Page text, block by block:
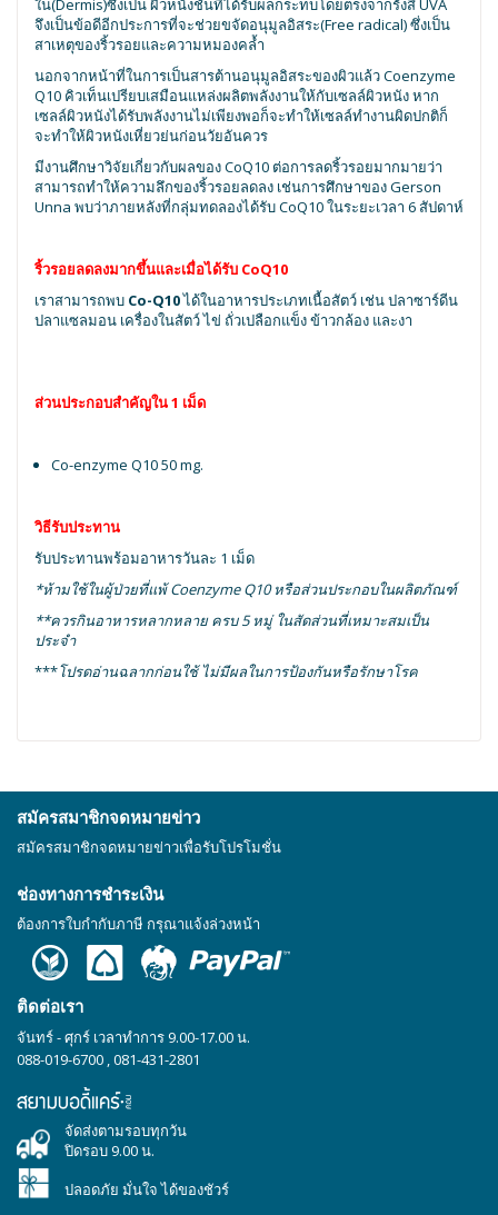
ใน(Dermis)ซึ่งเป็น ผิวหนังชั้นที่ได้รับผลกระทบโดยตรงจากรังสี UVA
จึงเป็นข้อดีอีกประการที่จะช่วยขจัดอนุมูลอิสระ(Free radical) ซึ่งเป็น
สาเหตุของริ้วรอยและความหมองคล้ำ
นอกจากหน้าที่ในการเป็นสารต้านอนุมูลอิสระของผิวแล้ว Coenzyme
Q10 คิวเท็นเปรียบเสมือนแหล่งผลิตพลังงานให้กับเซลล์ผิวหนัง หาก
เซลล์ผิวหนังได้รับพลังงานไม่เพียงพอก็จะทำให้เซลล์ทำงานผิดปกติก็
จะทำให้ผิวหนังเหี่ยวย่นก่อนวัยอันควร
มีงานศึกษาวิจัยเกี่ยวกับผลของ CoQ10 ต่อการลดริ้วรอยมากมายว่า
สามารถทำให้ความลึกของริ้วรอยลดลง เช่นการศึกษาของ Gerson
Unna พบว่าภายหลังที่กลุ่มทดลองได้รับ CoQ10 ในระยะเวลา 6 สัปดาห์
ริ้วรอยลดลงมากขึ้นและเมื่อได้รับ CoQ10
เราสามารถพบ Co-Q10ได้ในอาหารประเภทเนื้อสัตว์ เช่น ปลาซาร์ดีน
ปลาแซลมอน เครื่องในสัตว์ ไข่ ถั่วเปลือกแข็ง ข้าวกล้อง และงา
ส่วนประกอบสำคัญใน 1 เม็ด
Co-enzyme Q10 50 mg.
วิธีรับประทาน
รับประทานพร้อมอาหารวันละ 1 เม็ด
*ห้ามใช้ในผู้ป่วยที่แพ้ Coenzyme Q10 หรือส่วนประกอบในผลิตภัณฑ์
**ควรกินอาหารหลากหลาย ครบ 5 หมู่ ในสัดส่วนที่เหมาะสมเป็น
ประจำ
***โปรดอ่านฉลากก่อนใช้ ไม่มีผลในการป้องกันหรือรักษาโรค
สมัครสมาชิกจดหมายข่าว
สมัครสมาชิกจดหมายข่าวเพื่อรับโปรโมชั่น
ช่องทางการชำระเงิน
ต้องการใบกำกับภาษี กรุณาแจ้งล่วงหน้า
ติดต่อเรา
จันทร์ - ศุกร์ เวลาทำการ 9.00-17.00 น.
088-019-6700 ,081-431-2801
จัดส่งตามรอบทุกวัน
ปิดรอบ 9.00 น.
ปลอดภัย มั่นใจ ได้ของชัวร์